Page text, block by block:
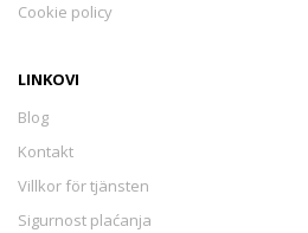
Cookie policy
LINKOVI
Blog
Kontakt
Villkor för tjänsten
Sigurnost plaćanja